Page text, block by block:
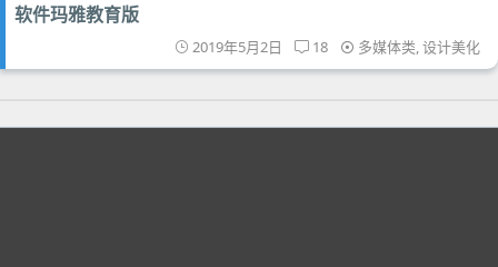
软件玛雅教育版
2019年5月2日 18 多媒体类,设计美化